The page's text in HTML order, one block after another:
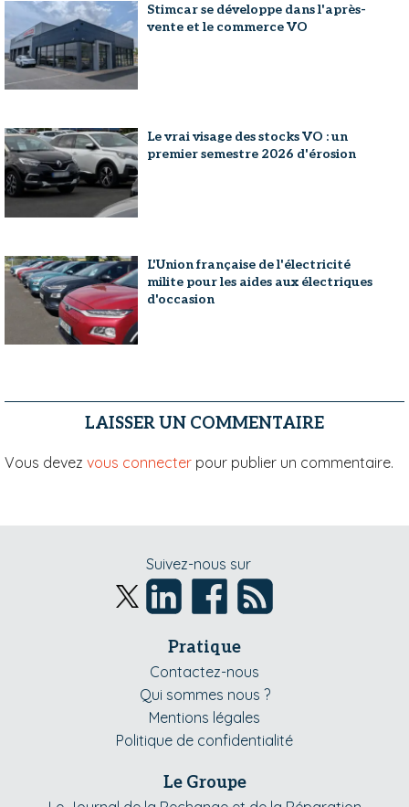
Stimcar se développe dans l'après-
vente et le commerce VO
Le vrai visage des stocks VO : un
premier semestre 2026 d'érosion
L'Union française de l'électricité
milite pour les aides aux électriques
d'occasion
LAISSER UN COMMENTAIRE
Vous devez vous connecter pour publier un commentaire.
Suivez-nous sur
Pratique
Contactez-nous
Qui sommes nous ?
Mentions légales
Politique de confidentialité
Le Groupe